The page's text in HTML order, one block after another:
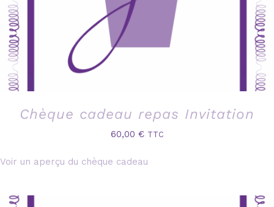
Chèque cadeau repas Invitation
60,00 € TTC
Voir un aperçu du chèque cadeau